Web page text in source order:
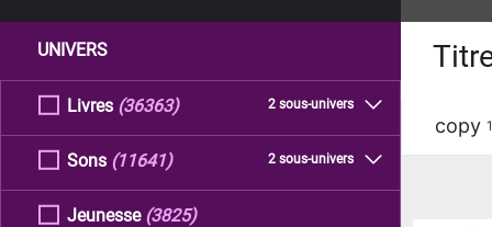
UNIVERS
Livres 2 sous-univers
(36363)
Sons 2 sous-univers
(11641)
Jeunesse (3825)
copy